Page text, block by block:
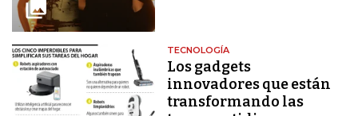
TECNOLOGÍA
Los gadgets
innovadores que están
transformando las